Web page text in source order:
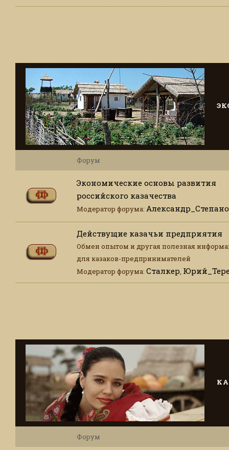
Форум
Экономические основы развития
российского казачества
Модератор форума:
Действущие казачьи предприятия
Обмен опытом и другая полезная
для казаков-предпринимателей
Модератор форума: Сталкер,
Форум